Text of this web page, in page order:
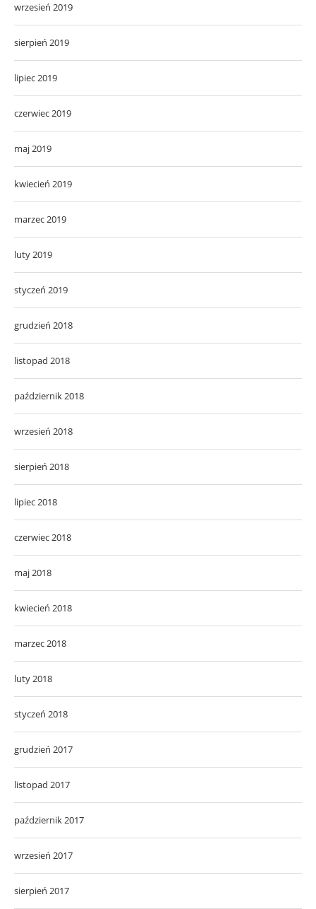
wrzesień 2019
sierpień 2019
lipiec 2019
czerwiec 2019
maj 2019
kwiecień 2019
marzec 2019
luty 2019
styczeń 2019
grudzień 2018
listopad 2018
październik 2018
wrzesień 2018
sierpień 2018
lipiec 2018
czerwiec 2018
maj 2018
kwiecień 2018
marzec 2018
luty 2018
styczeń 2018
grudzień 2017
listopad 2017
październik 2017
wrzesień 2017
sierpień 2017